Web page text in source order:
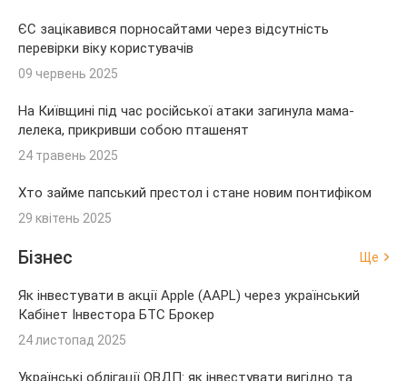
ЄС зацікавився порносайтами через відсутність
перевірки віку користувачів
09 червень 2025
На Київщині під час російської атаки загинула мама-
лелека, прикривши собою пташенят
24 травень 2025
Хто займе папський престол і стане новим понтифіком
29 квітень 2025
Бізнес Ще
Як інвестувати в акції Apple (AAPL) через український
Кабінет Інвестора БТС Брокер
24 листопад 2025
Українські облігації ОВДП: як інвестувати вигідно та